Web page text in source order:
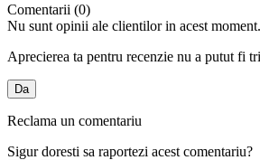
Comentarii (0)
Nu sunt opinii ale clientilor in acest moment.
Aprecierea ta pentru recenzie nu a putut fi
Da
Reclama un comentariu
Sigur doresti sa raportezi acest comentariu?